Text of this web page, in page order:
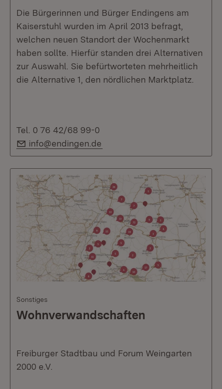
Die Bürgerinnen und Bürger Endingens am
Kaiserstuhl wurden im April 2013 befragt,
welchen neuen Standort der Wochenmarkt
haben sollte. Hierfür standen drei Alternativen
zur Auswahl. Sie befürtworteten mehrheitlich
die Alternative 1, den nördlichen Marktplatz.
Tel. 0 76 42/68 99-0
E-Mail:
info@endingen.de
Sonstiges
Wohnverwandschaften
Freiburger Stadtbau und Forum Weingarten
2000 e.V.